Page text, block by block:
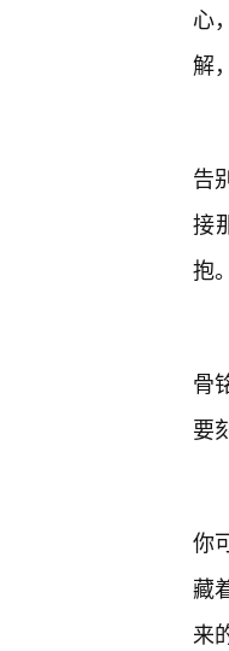
心
解
告
接
抱。
骨
要
你
藏
来